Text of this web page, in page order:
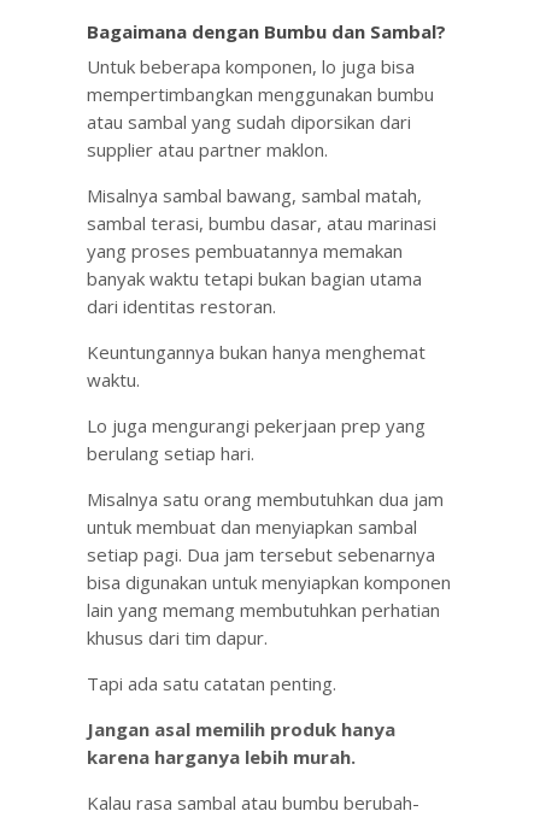
Bagaimana dengan Bumbu dan Sambal?
Untuk beberapa komponen, lo juga bisa
mempertimbangkan menggunakan bumbu
atau sambal yang sudah diporsikan dari
supplier atau partner maklon.
Misalnya sambal bawang, sambal matah,
sambal terasi, bumbu dasar, atau marinasi
yang proses pembuatannya memakan
banyak waktu tetapi bukan bagian utama
dari identitas restoran.
Keuntungannya bukan hanya menghemat
waktu.
Lo juga mengurangi pekerjaan prep yang
berulang setiap hari.
Misalnya satu orang membutuhkan dua jam
untuk membuat dan menyiapkan sambal
setiap pagi. Dua jam tersebut sebenarnya
bisa digunakan untuk menyiapkan komponen
lain yang memang membutuhkan perhatian
khusus dari tim dapur.
Tapi ada satu catatan penting.
Jangan asal memilih produk hanya
karena harganya lebih murah.
Kalau rasa sambal atau bumbu berubah-